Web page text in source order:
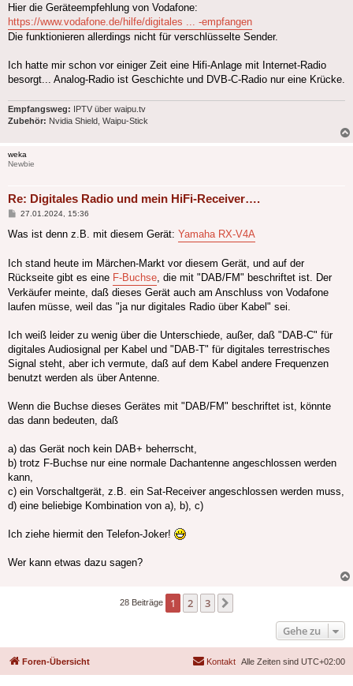
Hier die Geräteempfehlung von Vodafone:
https://www.vodafone.de/hilfe/digitales ... -empfangen
Die funktionieren allerdings nicht für verschlüsselte Sender.
Ich hatte mir schon vor einiger Zeit eine Hifi-Anlage mit Internet-Radio
besorgt... Analog-Radio ist Geschichte und DVB-C-Radio nur eine Krücke.
Empfangsweg: IPTV über waipu.tv
Zubehör: Nvidia Shield, Waipu-Stick
weka
Newbie
Re: Digitales Radio und mein HiFi-Receiver….
Beitrag
27.01.2024, 15:36
Was ist denn z.B. mit diesem Gerät: Yamaha RX-V4A
Ich stand heute im Märchen-Markt vor diesem Gerät, und auf der
Rückseite gibt es eine F-Buchse, die mit "DAB/FM" beschriftet ist. Der
Verkäufer meinte, daß dieses Gerät auch am Anschluss von Vodafone
laufen müsse, weil das "ja nur digitales Radio über Kabel" sei.
Ich weiß leider zu wenig über die Unterschiede, außer, daß "DAB-C" für
digitales Audiosignal per Kabel und "DAB-T" für digitales terrestrisches
Signal steht, aber ich vermute, daß auf dem Kabel andere Frequenzen
benutzt werden als über Antenne.
Wenn die Buchse dieses Gerätes mit "DAB/FM" beschriftet ist, könnte
das dann bedeuten, daß
a) das Gerät noch kein DAB+ beherrscht,
b) trotz F-Buchse nur eine normale Dachantenne angeschlossen werden
kann,
c) ein Vorschaltgerät, z.B. ein Sat-Receiver angeschlossen werden muss,
d) eine beliebige Kombination von a), b), c)
Ich ziehe hiermit den Telefon-Joker!
Wer kann etwas dazu sagen?
28 Beiträge 1 2 3
Gehe zu
Foren-Übersicht Alle Zeiten sind UTC+02:00
Kontakt